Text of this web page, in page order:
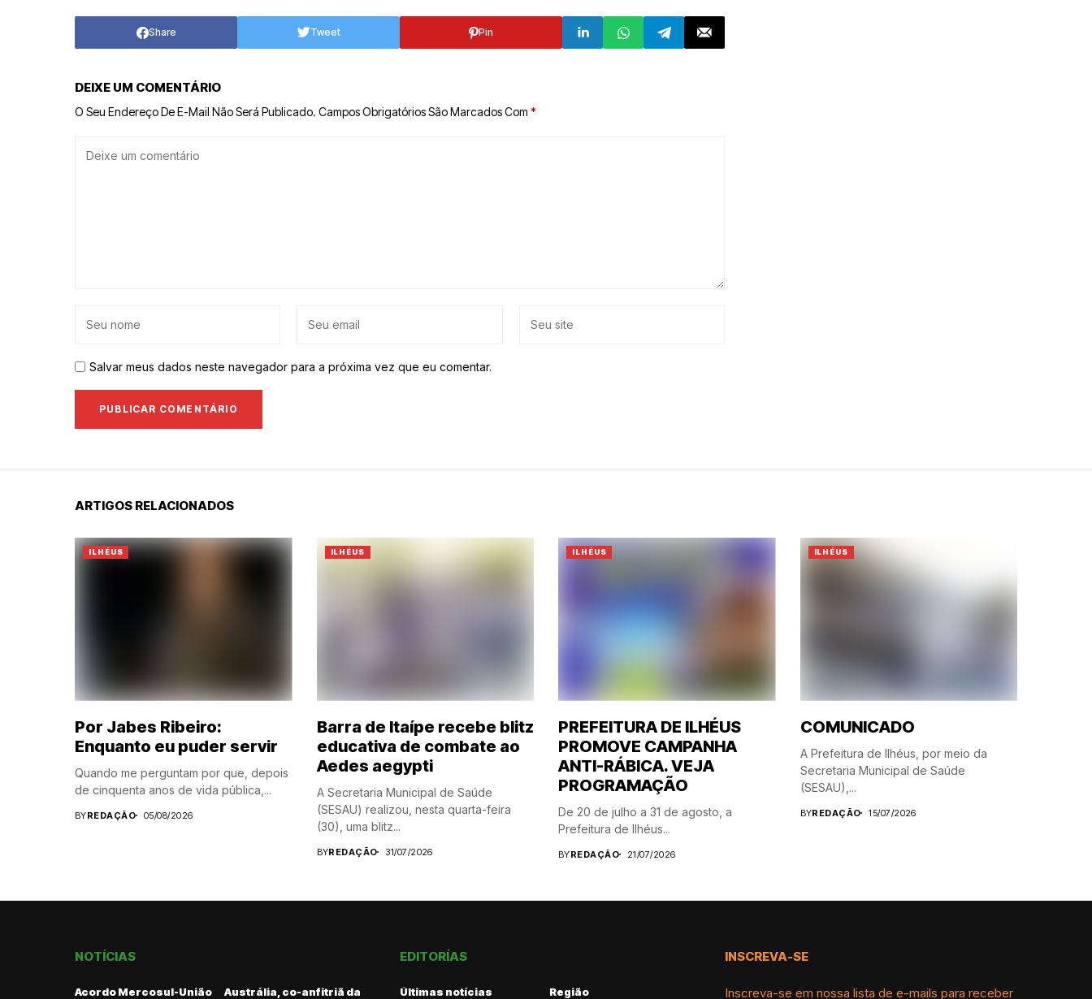
Share Tweet Pin
DEIXE UM COMENTÁRIO
O Seu Endereço De E-Mail Não Será Publicado. Campos Obrigatórios São Marcados Com *
Salvar meus dados neste navegador para a próxima vez que eu comentar.
ARTIGOS RELACIONADOS
ILHÉUS
Por Jabes Ribeiro:
Enquanto eu puder servir
Quando me perguntam por que, depois
de cinquenta anos de vida pública,...
BYREDAÇÃO 05/08/2026
ILHÉUS
Barra de Itaípe recebe blitz
educativa de combate ao
Aedes aegypti
A Secretaria Municipal de Saúde
(SESAU) realizou, nesta quarta-feira
(30), uma blitz...
BYREDAÇÃO 31/07/2026
ILHÉUS
PREFEITURA DE ILHÉUS
PROMOVE CAMPANHA
ANTI-RÁBICA. VEJA
PROGRAMAÇÃO
De 20 de julho a 31 de agosto, a
Prefeitura de Ilhéus...
BYREDAÇÃO 21/07/2026
ILHÉUS
COMUNICADO
A Prefeitura de Ilhéus, por meio da
Secretaria Municipal de Saúde
(SESAU),...
BYREDAÇÃO 15/07/2026
NOTÍCIAS
Acordo Mercosul-União Austrália, co-anfitriã da
EDITORÍAS
Últimas notícias Região
INSCREVA-SE
Inscreva-se em nossa lista de e-mails para receber